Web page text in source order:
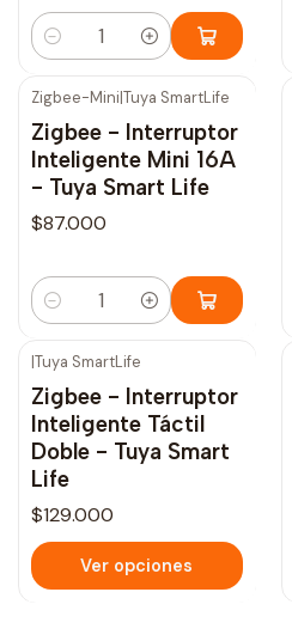
Cantidad
Zigbee-Mini|Tuya SmartLife
Zigbee - Interruptor
Inteligente Mini 16A
- Tuya Smart Life
$87.000
Cantidad
|Tuya SmartLife
Zigbee - Interruptor
Inteligente Táctil
Doble - Tuya Smart
Life
$129.000
Ver opciones